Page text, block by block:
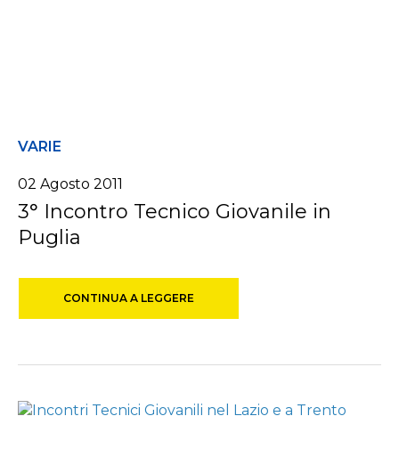
VARIE
02 Agosto 2011
3° Incontro Tecnico Giovanile in
Puglia
CONTINUA A LEGGERE